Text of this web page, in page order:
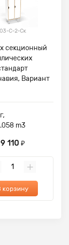
С-2-Ск
секционный
Вариант
m3
9 110 ₽
корзину